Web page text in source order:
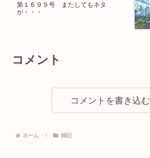
第１６９９号 またしてもネタ
が・・・
コメント
コメントを書き込む
ホーム 雑記